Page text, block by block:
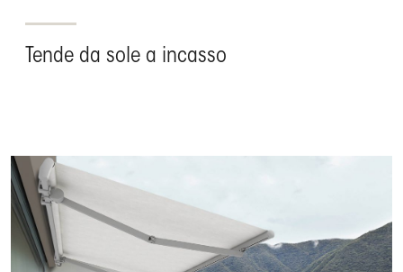
Tende da sole a incasso